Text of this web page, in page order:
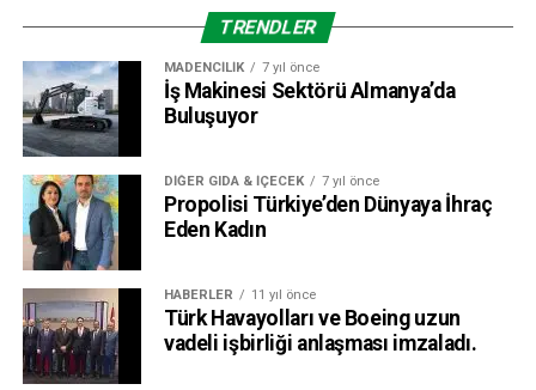
TRENDLER
MADENCILIK 7 yıl önce
İş Makinesi Sektörü Almanya’da
Buluşuyor
DIĞER GIDA & İÇECEK 7 yıl önce
Propolisi Türkiye’den Dünyaya İhraç
Eden Kadın
HABERLER 11 yıl önce
Türk Havayolları ve Boeing uzun
vadeli işbirliği anlaşması imzaladı.